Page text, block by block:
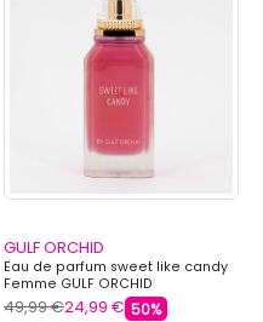
GULF ORCHID
Eau de parfum sweet like candy
Femme GULF ORCHID
49,99 €24,99 € 50%